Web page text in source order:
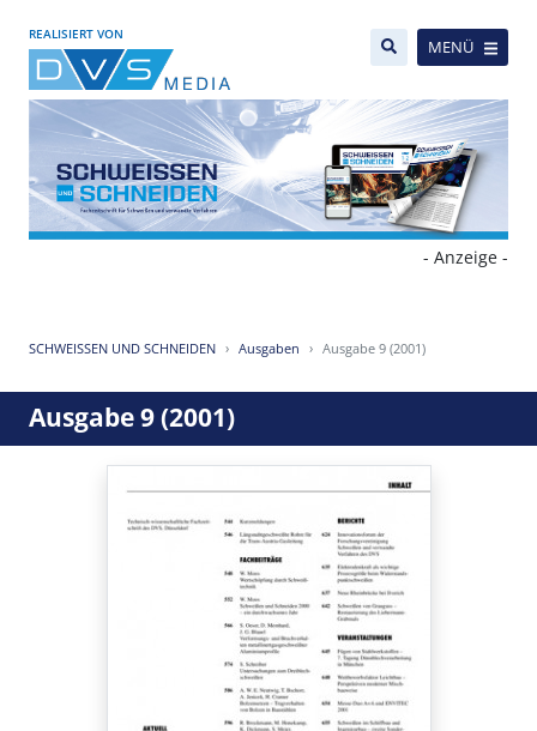
REALISIERT VON
MENÜ
- Anzeige -
SCHWEISSEN UND SCHNEIDEN Ausgaben Ausgabe 9 (2001)
Ausgabe 9 (2001)